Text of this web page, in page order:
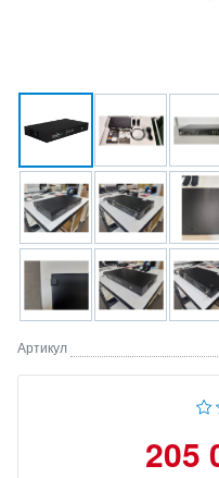
Артикул
205